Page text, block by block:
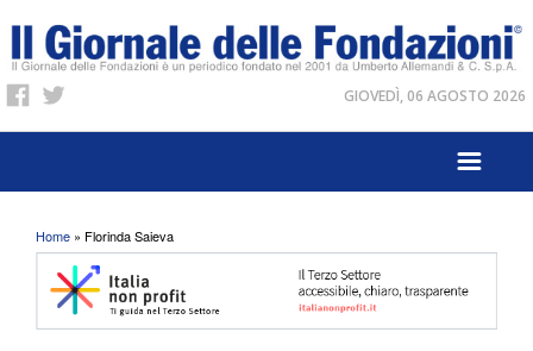
GIOVEDÌ, 06 AGOSTO 2026
Tu sei qui
Home » Florinda Saieva